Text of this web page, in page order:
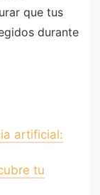
que tus
durante
artificial:
tu